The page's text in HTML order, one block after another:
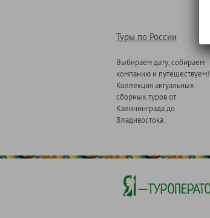
Туры по России
Выбираем дату, собираем
компанию и путешествуем!
Коллекция актуальных
сборных туров от
Калининграда до
Владивостока.